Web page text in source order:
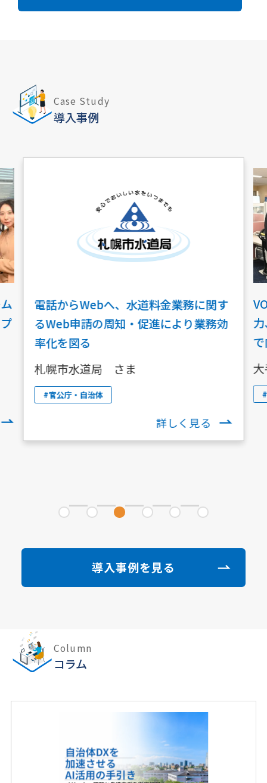
Case Study
導入事例
電話からWebへ、水道料金業務に関す
るWeb申請の周知・促進により業務効
率化を図る
札幌市水道局 さま
#官公庁・自治体
詳しく見る
導入事例を見る
Column
コラム